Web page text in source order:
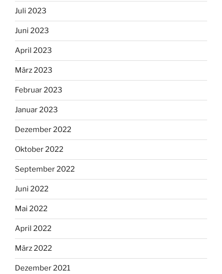
Juli 2023
Juni 2023
April 2023
März 2023
Februar 2023
Januar 2023
Dezember 2022
Oktober 2022
September 2022
Juni 2022
Mai 2022
April 2022
März 2022
Dezember 2021